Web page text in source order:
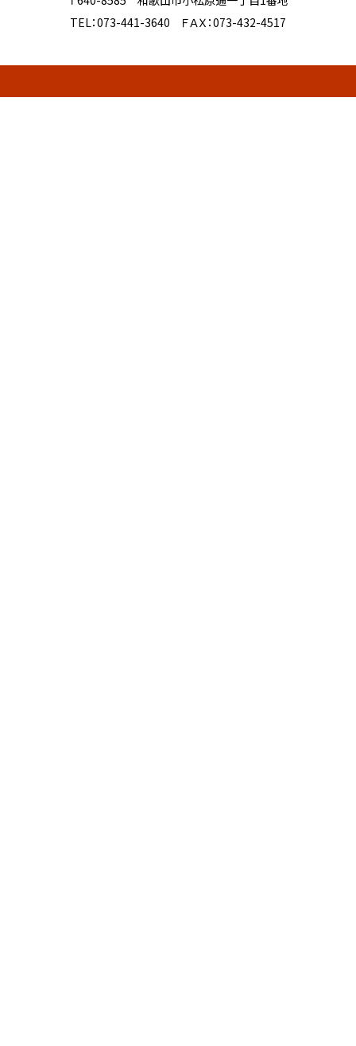
TEL：073-441-3640 ＦＡＸ：073-432-4517